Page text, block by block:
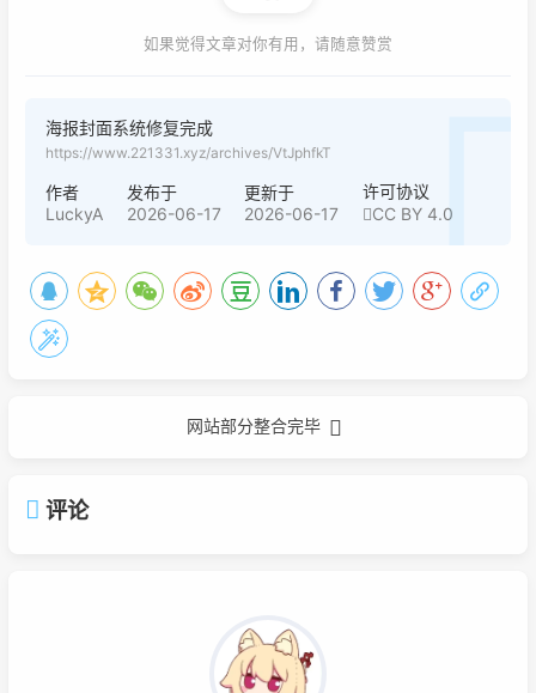
如果觉得文章对你有用，请随意赞赏
海报封面系统修复完成
https://www.221331.xyz/archives/VtJphfkT
作者
LuckyA
发布于
2026-06-17
更新于
2026-06-17
许可协议
CC BY 4.0
网站部分整合完毕
评论